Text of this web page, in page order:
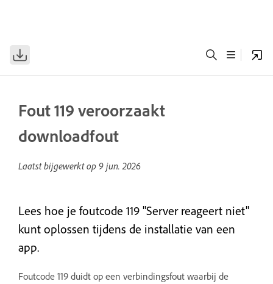
Fout 119 veroorzaakt
downloadfout
Laatst bijgewerkt op 9 jun. 2026
Lees hoe je foutcode 119 "Server reageert niet"
kunt oplossen tijdens de installatie van een
app.
Foutcode 119 duidt op een verbindingsfout waarbij de